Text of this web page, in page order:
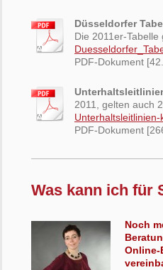
Düsseldorfer
Die 2011er-
PDF-Dokument
2011, gelten auch
PDF-Dokument
Was kann ich für
Noch
Online-